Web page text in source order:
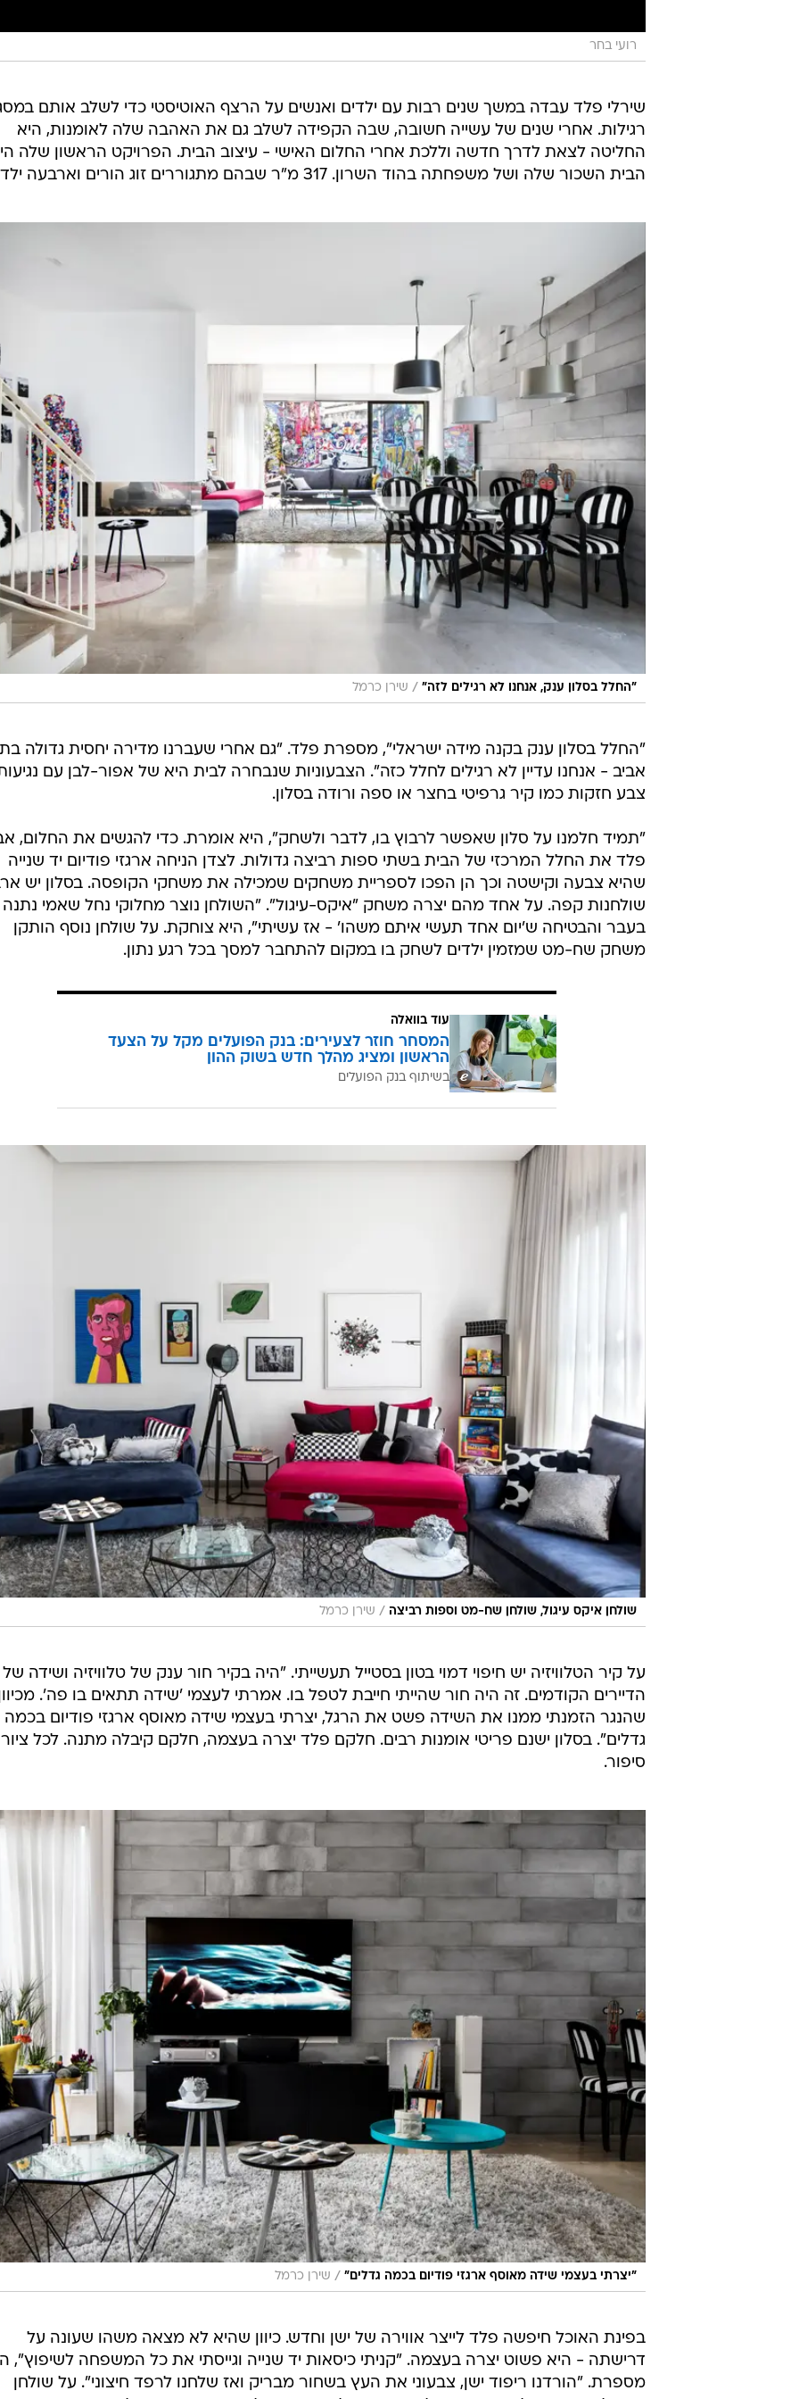
רועי בחר
שירלי פלד עבדה במשך שנים רבות עם ילדים ואנשים על הרצף האוטיסטי כדי לשלב אותם
רגילות. אחרי שנים של עשייה חשובה, שבה הקפידה לשלב גם את האהבה שלה לאומנות, היא
החליטה לצאת לדרך חדשה וללכת אחרי החלום האישי - עיצוב הבית. הפרויקט הראשון שלה
הבית השכור שלה ושל משפחתה בהוד השרון. 317 מ"ר שבהם מתגוררים זוג הורים וארבעה ילדים.
"החלל בסלון ענק, אנחנו לא רגילים לזה" / שירן כרמל
"החלל בסלון ענק בקנה מידה ישראלי", מספרת פלד. "גם אחרי שעברנו מדירה יחסית גדולה
אביב - אנחנו עדיין לא רגילים לחלל כזה". הצבעוניות שנבחרה לבית היא של אפור-לבן עם
צבע חזקות כמו קיר גרפיטי בחצר או ספה ורודה בסלון.
"תמיד חלמנו על סלון שאפשר לרבוץ בו, לדבר ולשחק", היא אומרת. כדי להגשים את החלום,
פלד את החלל המרכזי של הבית בשתי ספות רביצה גדולות. לצדן הניחה ארגזי פודיום יד שנייה
שהיא צבעה וקישטה וכך הן הפכו לספריית משחקים שמכילה את משחקי הקופסה. בסלון יש
שולחנות קפה. על אחד מהם יצרה משחק "איקס-עיגול". "השולחן נוצר מחלוקי נחל שאמי נתנה
בעבר והבטיחה ש'יום אחד תעשי איתם משהו' - אז עשיתי", היא צוחקת. על שולחן נוסף הותקן
משחק שח-מט שמזמין ילדים לשחק בו במקום להתחבר למסך בכל רגע נתון.
עוד בוואלה
המסחר חוזר לצעירים: בנק הפועלים מקל על הצעד
הראשון ומציג מהלך חדש בשוק ההון
בשיתוף בנק הפועלים
שולחן איקס עיגול, שולחן שח-מט וספות רביצה / שירן כרמל
על קיר הטלוויזיה יש חיפוי דמוי בטון בסטייל תעשייתי. "היה בקיר חור ענק של טלוויזיה ושידה של
הדיירים הקודמים. זה היה חור שהייתי חייבת לטפל בו. אמרתי לעצמי 'שידה תתאים בו פה'.
שהנגר הזמנתי ממנו את השידה פשט את הרגל, יצרתי בעצמי שידה מאוסף ארגזי פודיום בכמה
גדלים". בסלון ישנם פריטי אומנות רבים. חלקם פלד יצרה בעצמה, חלקם קיבלה מתנה. לכל
סיפור.
"יצרתי בעצמי שידה מאוסף ארגזי פודיום בכמה גדלים" / שירן כרמל
בפינת האוכל חיפשה פלד לייצר אווירה של ישן וחדש. כיוון שהיא לא מצאה משהו שעונה על
דרישתה - היא פשוט יצרה בעצמה. "קניתי כיסאות יד שנייה וגייסתי את כל המשפחה לשיפוץ",
מספרת. "הורדנו ריפוד ישן, צבעוני את העץ בשחור מבריק ואז שלחנו לרפד חיצוני". על שולחן